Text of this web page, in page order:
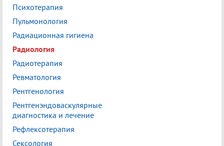
Психотерапия
Пульмонология
Радиационная гигиена
Радиология
Радиотерапия
Ревматология
Рентгенология
Рентгенэндоваскулярные
диагностика и лечение
Рефлексотерапия
Сексология